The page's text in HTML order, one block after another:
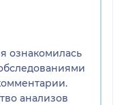
ознакомилась
анализов